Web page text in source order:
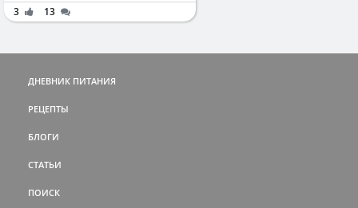
3 13
ДНЕВНИК ПИТАНИЯ
РЕЦЕПТЫ
БЛОГИ
СТАТЬИ
ПОИСК